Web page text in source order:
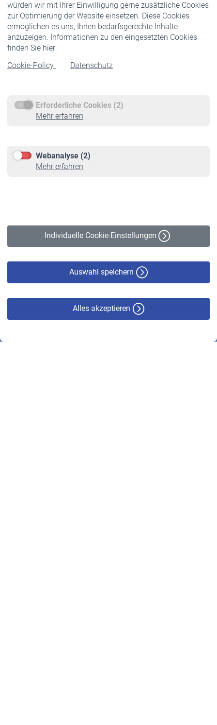
würden wir mit Ihrer Einwilligung gerne zusätzliche Cookies
zur Optimierung der Website einsetzen. Diese Cookies
ermöglichen es uns, Ihnen bedarfsgerechte Inhalte
anzuzeigen. Informationen zu den eingesetzten Cookies
finden Sie hier:
Cookie-Policy
Datenschutz
Erforderliche Cookies (2)
Mehr erfahren
Webanalyse (2)
Mehr erfahren
Individuelle Cookie-Einstellungen
Auswahl speichern
Alles akzeptieren
Veranstaltungen
Rentner
Rentenbeginn
Rente beantragen
Service
Informationen
Online-Rechner
VBLnewsletter
Erklärung zur Barrierefreiheit
© VBL 2026